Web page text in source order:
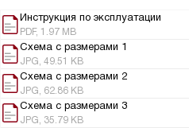
Инструкция по эксплуатации
PDF, 1.97 MB
Схема с размерами 1
JPG, 49.51 KB
Схема с размерами 2
JPG, 62.86 KB
Схема с размерами 3
JPG, 35.79 KB